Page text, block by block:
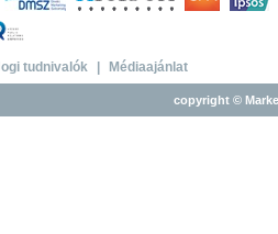
tudnivalók Médiaajánlat
copyright ©